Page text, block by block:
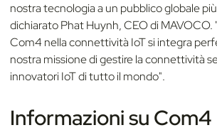
nostra tecnologia a un pubblico globale
dichiarato Phat Huynh, CEO di MAVOCO.
Com4 nella connettività IoT si integra
nostra missione di gestire la connettività
innovatori IoT di tutto il mondo".
Informazioni su Com4